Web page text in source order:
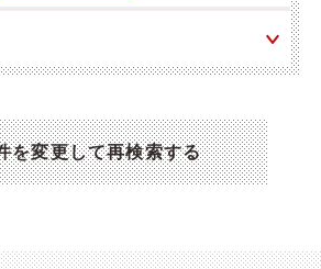
を変更して再検索する